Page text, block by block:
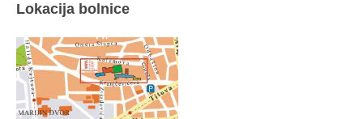
Lokacija bolnice